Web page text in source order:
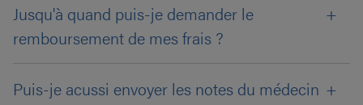
Jusqu'à quand puis-je demander le
remboursement de mes frais ?
Puis-je acussi envoyer les notes du médecin